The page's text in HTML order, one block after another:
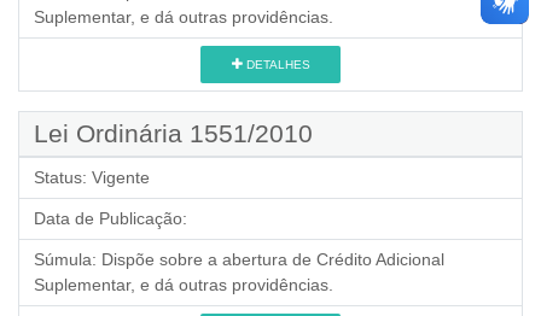
Suplementar, e dá outras providências.
DETALHES
Lei Ordinária 1551/2010
Status: Vigente
Data de Publicação:
Súmula: Dispõe sobre a abertura de Crédito Adicional
Suplementar, e dá outras providências.